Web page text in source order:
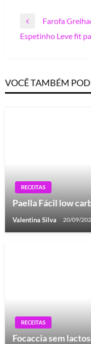
Navegação
de
Previous
Post
Farofa
Next
Espetinho Leve fit
VOCÊ TAMBÉM
RECEITAS
Paella Fácil low
Valentina Silva 20/09/
RECEITAS
Focaccia sem